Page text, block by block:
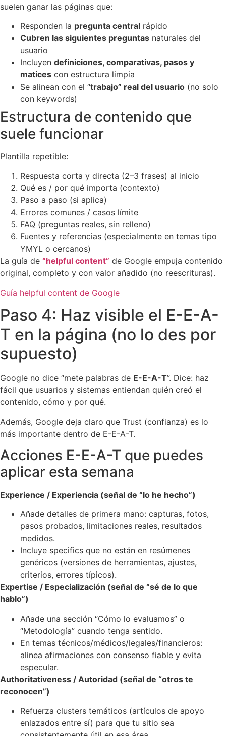
suelen ganar las páginas que:
Responden la pregunta central rápido
Cubren las siguientes preguntas naturales del
usuario
Incluyen definiciones, comparativas, pasos y
matices con estructura limpia
Se alinean con el “trabajo” real del usuario (no solo
con keywords)
Estructura de contenido que
suele funcionar
Plantilla repetible:
Respuesta corta y directa (2–3 frases) al inicio
Qué es / por qué importa (contexto)
Paso a paso (si aplica)
Errores comunes / casos límite
FAQ (preguntas reales, sin relleno)
Fuentes y referencias (especialmente en temas tipo
YMYL o cercanos)
La guía de “helpful content” de Google empuja contenido
original, completo y con valor añadido (no reescrituras).
Guía helpful content de Google
Paso 4: Haz visible el E-E-A-
T en la página (no lo des por
supuesto)
Google no dice “mete palabras de E-E-A-T”. Dice: haz
fácil que usuarios y sistemas entiendan quién creó el
contenido, cómo y por qué.
Además, Google deja claro que Trust (confianza) es lo
más importante dentro de E-E-A-T.
Acciones E-E-A-T que puedes
aplicar esta semana
Experience / Experiencia (señal de “lo he hecho”)
Añade detalles de primera mano: capturas, fotos,
pasos probados, limitaciones reales, resultados
medidos.
Incluye specifics que no están en resúmenes
genéricos (versiones de herramientas, ajustes,
criterios, errores típicos).
Expertise / Especialización (señal de “sé de lo que
hablo”)
Añade una sección “Cómo lo evaluamos” o
“Metodología” cuando tenga sentido.
En temas técnicos/médicos/legales/financieros:
alinea afirmaciones con consenso fiable y evita
especular.
Authoritativeness / Autoridad (señal de “otros te
reconocen”)
Refuerza clusters temáticos (artículos de apoyo
enlazados entre sí) para que tu sitio sea